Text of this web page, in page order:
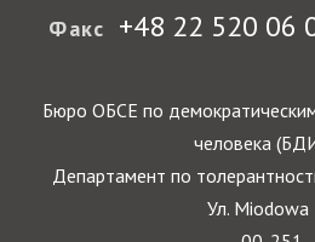
Факс +48 22 520 06
Бюро ОБСЕ по
человека
Департамент по
Ул. Miodowa